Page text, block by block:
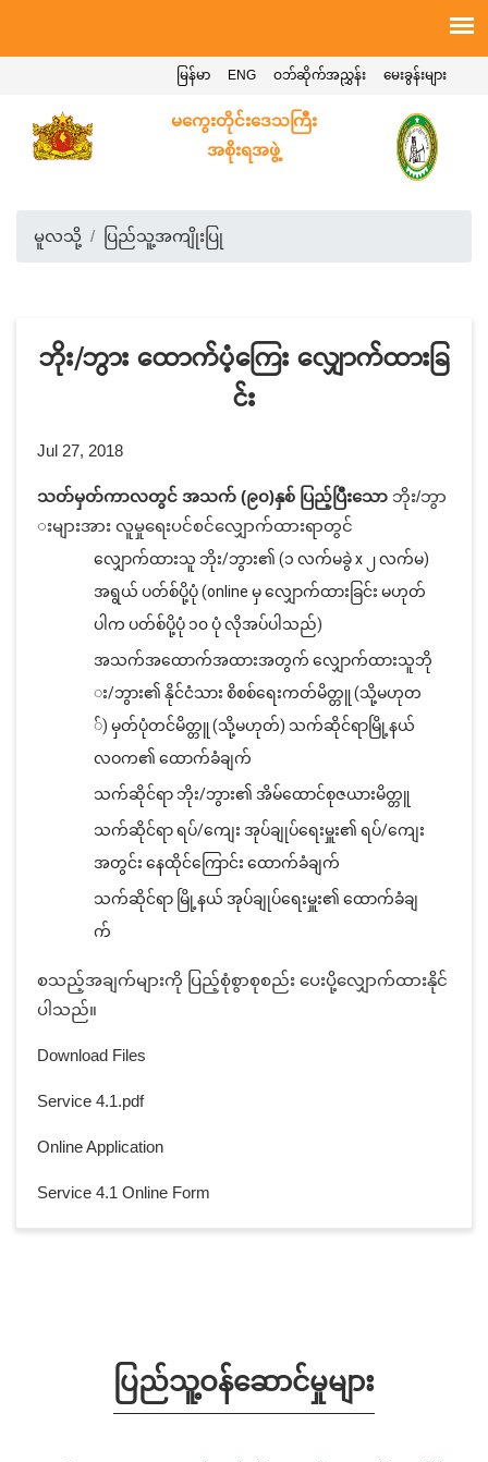
မေးခွန်းများ
ဝဘ်ဆိုက်အညွှန်း
ENG
မြန်မာ
မကွေးတိုင်းဒေသကြီး
အစိုးရအဖွဲ့
မူလသို့ ပြည်သူ့အကျိုးပြု
ဘိုး/ဘွား ထောက်ပံ့ကြေး လျှောက်ထားခြ
င်း
Jul 27, 2018
သတ်မှတ်ကာလတွင် အသက် (၉၀)နှစ် ပြည့်ပြီးသော ဘိုး/ဘွာ
းများအား လူမှုရေးပင်စင်လျှောက်ထားရာတွင်
လျှောက်ထားသူ ဘိုး/ဘွား၏ (၁ လက်မခွဲ x ၂ လက်မ)
အရွယ် ပတ်စ်ပို့ပုံ (online မှ လျှောက်ထားခြင်း မဟုတ်
ပါက ပတ်စ်ပို့ပုံ ၁၀ ပုံ လိုအပ်ပါသည်)
အသက်အထောက်အထားအတွက် လျှောက်ထားသူဘို
း/ဘွား၏ နိုင်ငံသား စိစစ်ရေးကတ်မိတ္တူ (သို့မဟုတ
်) မှတ်ပုံတင်မိတ္တူ (သို့မဟုတ်) သက်ဆိုင်ရာမြို့နယ်
လဝက၏ ထောက်ခံချက်
သက်ဆိုင်ရာ ဘိုး/ဘွား၏ အိမ်ထောင်စုဇယားမိတ္တူ
သက်ဆိုင်ရာ ရပ်/ကျေး အုပ်ချုပ်ရေးမှူး၏ ရပ်/ကျေး
အတွင်း နေထိုင်ကြောင်း ထောက်ခံချက်
သက်ဆိုင်ရာ မြို့နယ် အုပ်ချုပ်ရေးမှူး၏ ထောက်ခံချ
က်
စသည့်အချက်များကို ပြည့်စုံစွာစုစည်း ပေးပို့လျှောက်ထားနိုင်
ပါသည်။
Download Files
Service 4.1.pdf
Online Application
Service 4.1 Online Form
ပြည်သူ့ဝန်ဆောင်မှုများ